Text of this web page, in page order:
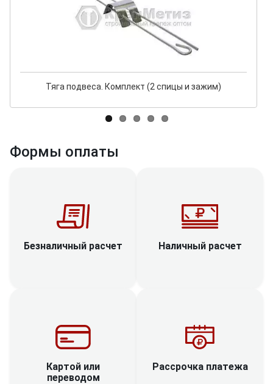
Тяга подвеса. Комплект (2 спицы и зажим)
Формы оплаты
Безналичный расчет Наличный расчет
Картой или
переводом
Рассрочка платежа